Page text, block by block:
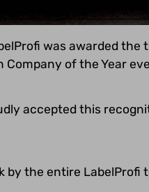
was awarded
Company of the Year
accepted this
the entire